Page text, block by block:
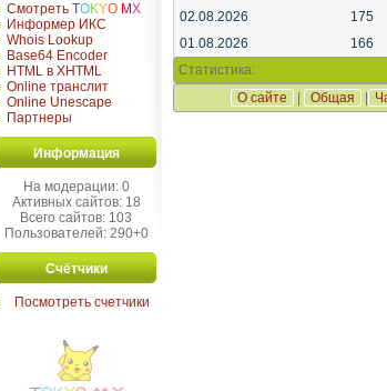
Смотреть TOKYO MX
Информер ИКС
Whois Lookup
Base64 Encoder
HTML в XHTML
Online транслит
Online Unescape
Партнеры
Информация
На модерации: 0
Активных сайтов: 18
Всего сайтов: 103
Пользователей: 290+0
Счётчики
Посмотреть счетчики
02.08.2026
175
01.08.2026
166
Статистика:
О сайте
Общая